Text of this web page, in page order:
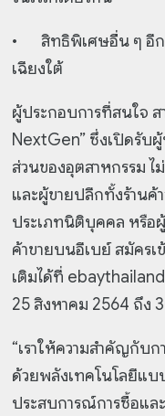
•
สิทธิพิเศษอื่น ๆ อีก
เฉียงใต้
ผู้ประกอบการที่สนใจ ส
NextGen” ซึ่งเปิดรับ
ส่วนของอุตสาหกรรม
และผู้ขายปลีกทั้งร้านค้
ประเภทนิติบุคคล หรือ
ค้าขายบนอีเบย์ สมัครเ
เติมได้ที่
25 สิงหาคม 2564 ถึง
“เราให้ความสำคัญกับ
ด้วยพลังเทคโนโลยีแบ
ประสบการณ์การซื้อแล